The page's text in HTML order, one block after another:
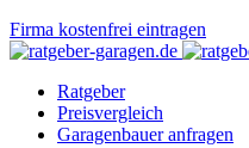
Firma kostenfrei eintragen
Ratgeber
Preisvergleich
Garagenbauer anfragen